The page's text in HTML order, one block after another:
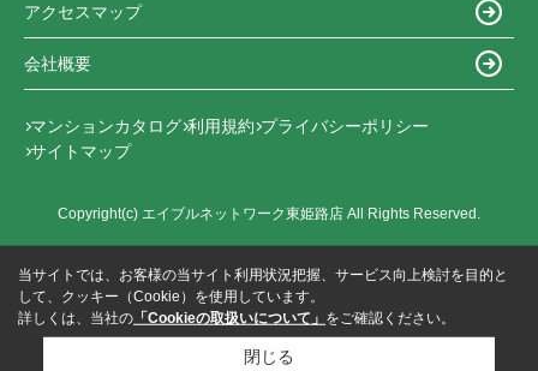
アクセスマップ
会社概要
マンションカタログ 利用規約 プライバシーポリシー
サイトマップ
Copyright(c) エイブルネットワーク東姫路店 All Rights Reserved.
当サイトでは、お客様の当サイト利用状況把握、サービス向上検討を目的と
して、クッキー（Cookie）を使用しています。
詳しくは、当社の 「Cookieの取扱いについて」 をご確認ください。
閉じる